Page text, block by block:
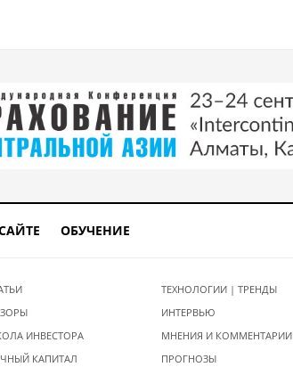
ОБУЧЕНИЕ
ИНВЕСТОРА
КАПИТАЛ
ТЕХНОЛОГИИ | ТРЕНДЫ
ИНТЕРВЬЮ
МНЕНИЯ И КОММЕНТАРИИ
ПРОГНОЗЫ